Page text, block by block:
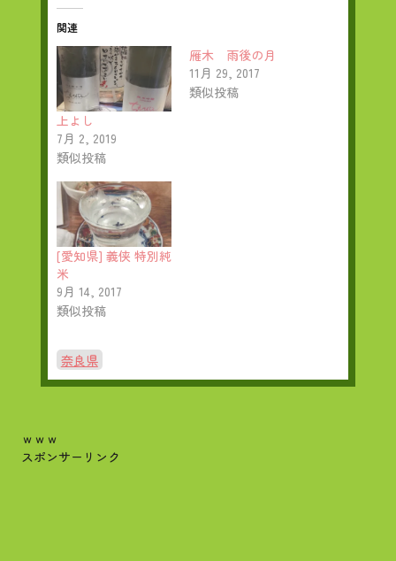
関連
上よし
7月 2, 2019
類似投稿
雁木 雨後の月
11月 29, 2017
類似投稿
[愛知県] 義侠 特別純
米
9月 14, 2017
類似投稿
奈良県
ｗｗｗ
スポンサーリンク